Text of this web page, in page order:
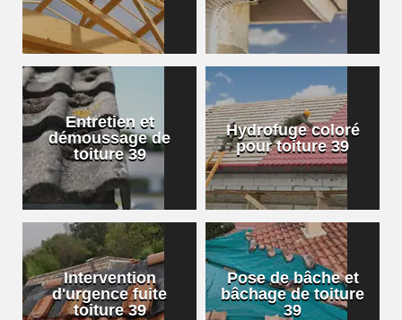
Entretien et
démoussage de
toiture 39
Hydrofuge coloré
pour toiture 39
Intervention
d'urgence fuite
toiture 39
Pose de bâche et
bâchage de toiture
39